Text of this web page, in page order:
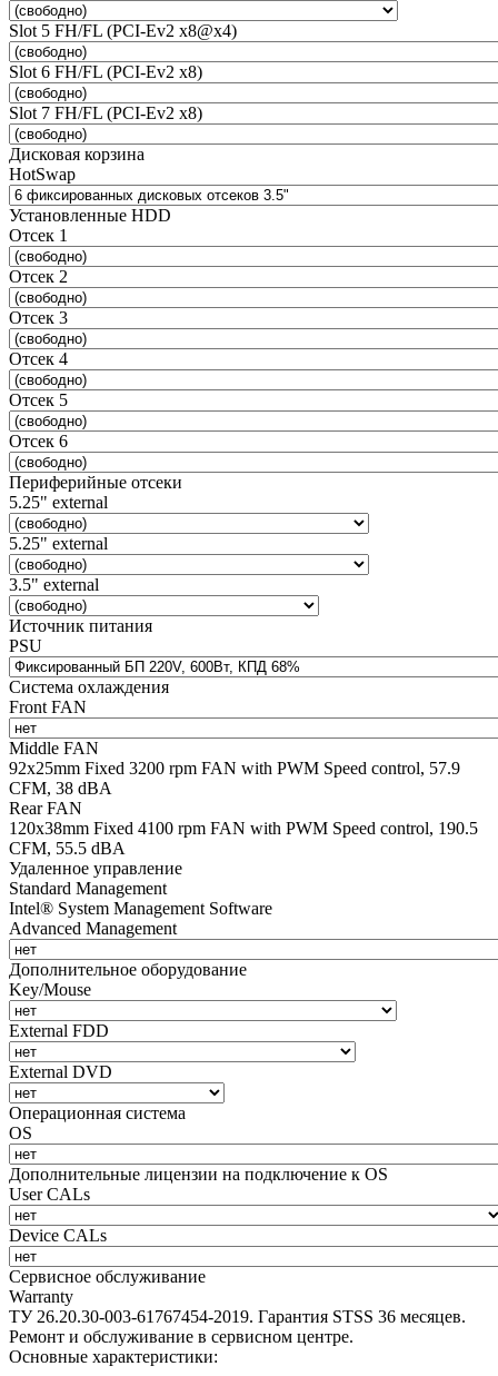
Slot 5 FH/FL (PCI-Ev2 x8@x4)
Slot 6 FH/FL (PCI-Ev2 x8)
Slot 7 FH/FL (PCI-Ev2 x8)
Дисковая корзина
HotSwap
Установленные HDD
Отсек 1
Отсек 2
Отсек 3
Отсек 4
Отсек 5
Отсек 6
Периферийные отсеки
5.25" external
5.25" external
3.5" external
Источник питания
PSU
Система охлаждения
Front FAN
Middle FAN
92х25mm Fixed 3200 rpm FAN with PWM Speed control, 57.9
CFM, 38 dBA
Rear FAN
120х38mm Fixed 4100 rpm FAN with PWM Speed control, 190.5
CFM, 55.5 dBA
Удаленное управление
Standard Management
Intel® System Management Software
Advanced Management
Дополнительное оборудование
Key/Mouse
External FDD
External DVD
Операционная система
OS
Дополнительные лицензии на подключение к OS
User CALs
Device CALs
Сервисное обслуживание
Warranty
ТУ 26.20.30-003-61767454-2019. Гарантия STSS 36 месяцев.
Ремонт и обслуживание в сервисном центре.
Основные характеристики: